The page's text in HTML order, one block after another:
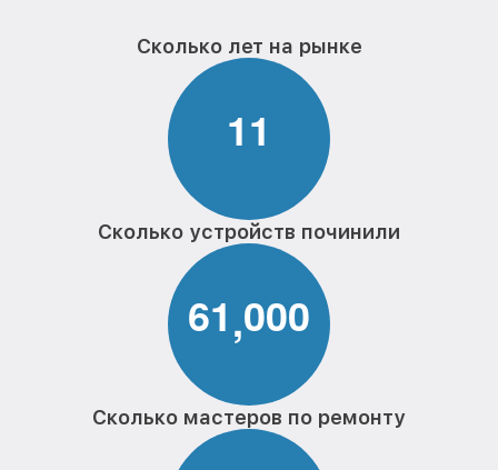
Сколько лет на рынке
11
Сколько устройств починили
61,000
Сколько мастеров по ремонту